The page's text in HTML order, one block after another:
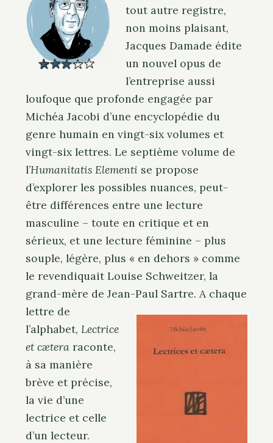
tout autre registre,
non moins plaisant,
Jacques Damade édite
un nouvel opus de
l’entreprise aussi
loufoque que profonde engagée par
Michéa Jacobi d’une encyclopédie du
genre humain en vingt-six volumes et
vingt-six lettres. Le septième volume de
l’Humanitatis Elementi se propose
d’explorer les possibles nuances, peut-
être différences entre une lecture
masculine – toute en critique et en
sérieux, et une lecture féminine – plus
souple, légère, plus « en dehors » comme
le revendiquait Louise Schweitzer, la
grand-mère de Jean-Paul Sartre. A chaque
lettre de
l’alphabet, Lectrice
et cætera raconte,
à sa manière
brève et précise,
la vie d’une
lectrice et celle
d’un lecteur.